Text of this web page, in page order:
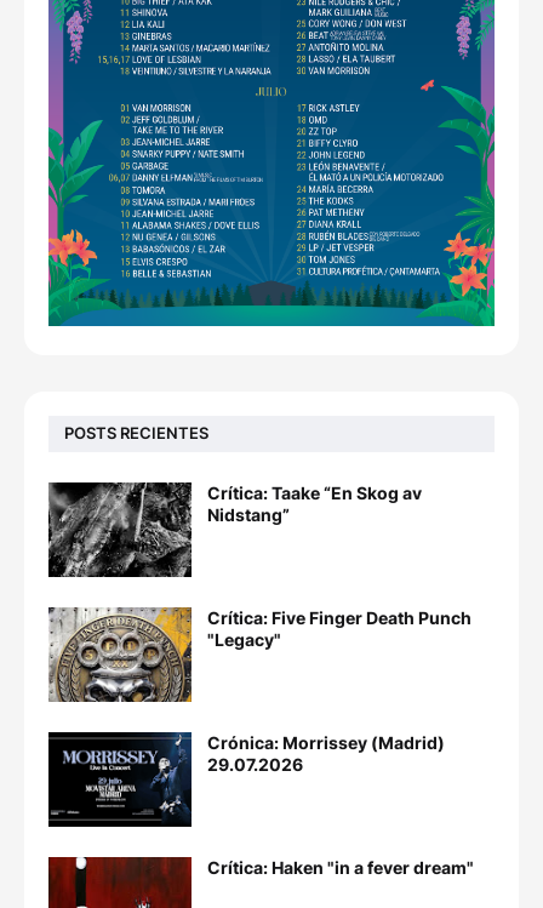
POSTS RECIENTES
Crítica: Taake “En Skog av
Nidstang”
Crítica: Five Finger Death Punch
"Legacy"
Crónica: Morrissey (Madrid)
29.07.2026
Crítica: Haken "in a fever dream"